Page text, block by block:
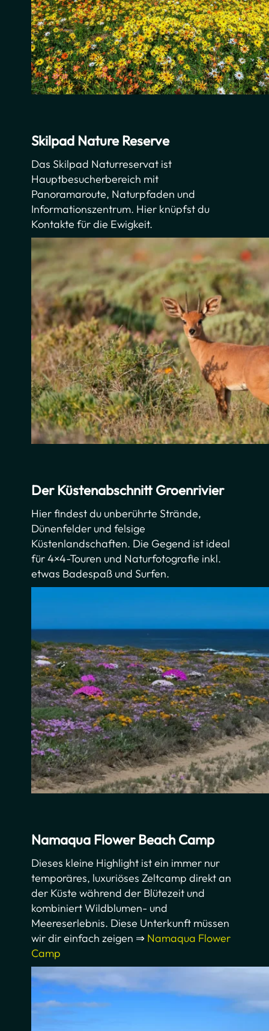
Skilpad Nature Reserve
Das Skilpad Naturreservat ist
Hauptbesucherbereich mit
Panoramaroute, Naturpfaden und
Informationszentrum. Hier knüpfst du
Kontakte für die Ewigkeit.
Der Küstenabschnitt Groenrivier
Hier findest du unberührte Strände,
Dünenfelder und felsige
Küstenlandschaften. Die Gegend ist ideal
für 4×4-Touren und Naturfotografie inkl.
etwas Badespaß und Surfen.
Namaqua Flower Beach Camp
Dieses kleine Highlight ist ein immer nur
temporäres, luxuriöses Zeltcamp direkt an
der Küste während der Blütezeit und
kombiniert Wildblumen- und
Meereserlebnis. Diese Unterkunft müssen
wir dir einfach zeigen ⇒ Namaqua Flower
Camp